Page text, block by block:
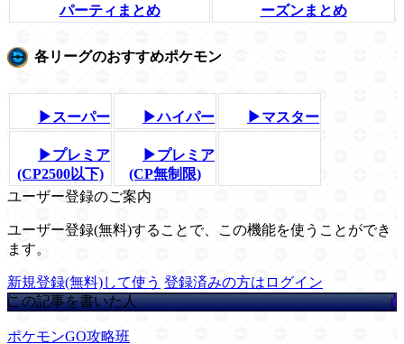
パーティまとめ
ーズンまとめ
各リーグのおすすめポケモン
▶スーパー ▶ハイパー ▶マスター
▶プレミア
(CP2500以下)
▶プレミア
(CP無制限)
ユーザー登録のご案内
ユーザー登録(無料)することで、この機能を使うことができ
ます。
新規登録(無料)して使う 登録済みの方はログイン
この記事を書いた人
ポケモンGO攻略班